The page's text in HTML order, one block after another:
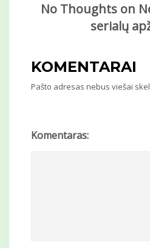
No Thoughts on
serialų
KOMENTARAI
Pašto adresas nebus viešai
Komentaras: